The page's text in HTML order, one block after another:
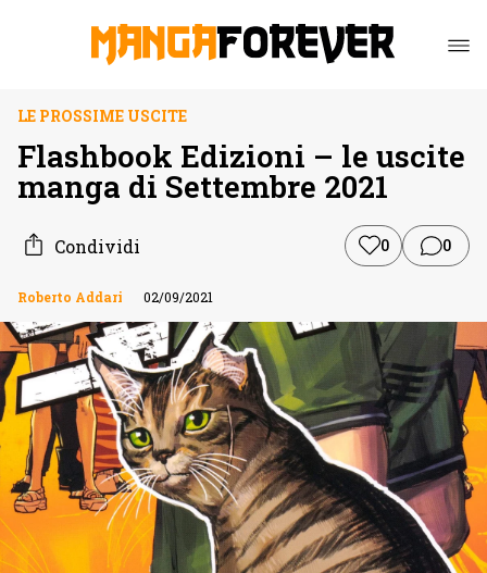
LE PROSSIME USCITE
Flashbook Edizioni – le uscite
manga di Settembre 2021
Condividi 0 0
Roberto Addari 02/09/2021